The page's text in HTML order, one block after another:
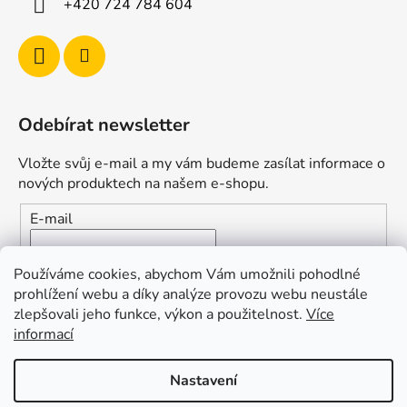
Používáme cookies, abychom Vám umožnili pohodlné
prohlížení webu a díky analýze provozu webu neustále
zlepšovali jeho funkce, výkon a použitelnost. Více
informací
Nastavení
+420 724 784 604
Odebírat newsletter
Vložte svůj e-mail a my vám budeme zasílat informace o
nových produktech na našem e-shopu.
E-mail
Vložením e-mailu souhlasíte s
podmínkami ochrany
osobních údajů
PŘIHLÁSIT SE